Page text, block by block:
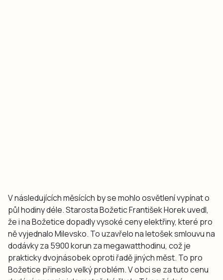
V následujících měsících by se mohlo osvětlení vypínat o
půl hodiny déle. Starosta Božetic František Horek uvedl,
že i na Božetice dopadly vysoké ceny elektřiny, které pro
ně vyjednalo Milevsko. To uzavřelo na letošek smlouvu na
dodávky za 5900 korun za megawatthodinu, což je
prakticky dvojnásobek oproti řadě jiných měst. To pro
Božetice přineslo velký problém. V obci se za tuto cenu